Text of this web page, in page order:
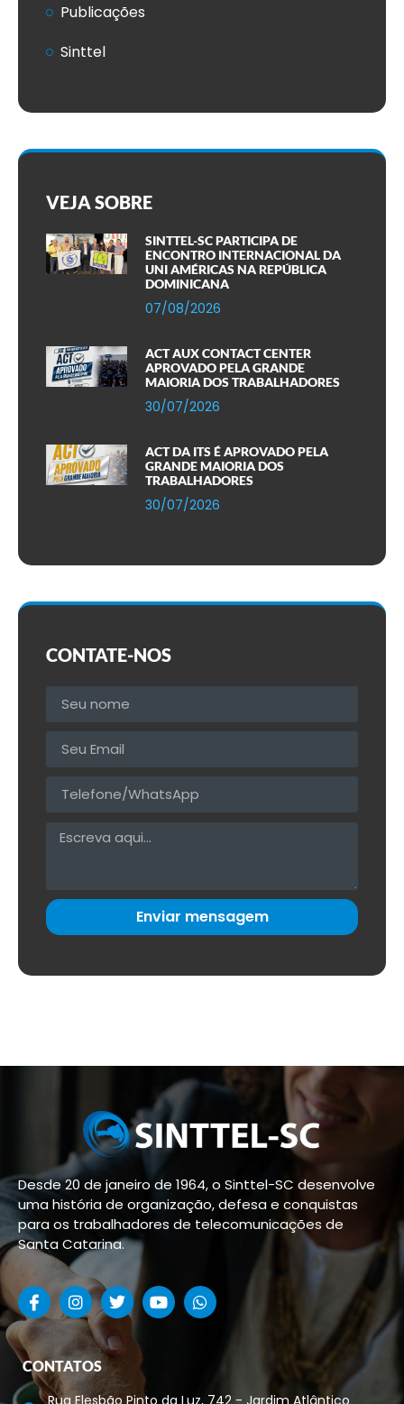
Publicações
Sinttel
VEJA SOBRE
SINTTEL-SC PARTICIPA DE
ENCONTRO INTERNACIONAL DA
UNI AMÉRICAS NA REPÚBLICA
DOMINICANA
07/08/2026
ACT AUX CONTACT CENTER
APROVADO PELA GRANDE
MAIORIA DOS TRABALHADORES
30/07/2026
ACT DA ITS É APROVADO PELA
GRANDE MAIORIA DOS
TRABALHADORES
30/07/2026
CONTATE-NOS
Enviar mensagem
Desde 20 de janeiro de 1964, o Sinttel-SC desenvolve
uma história de organização, defesa e conquistas
para os trabalhadores de telecomunicações de
Santa Catarina.
CONTATOS
Rua Elesbão Pinto da Luz, 742 - Jardim Atlântico